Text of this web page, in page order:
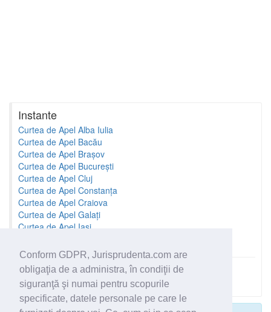
Conform GDPR, Jurisprudenta.com are
obligaţia de a administra, în condiţii de
siguranţă şi numai pentru scopurile
specificate, datele personale pe care le
Instante
Curtea de Apel Alba Iulia
Curtea de Apel Bacău
Curtea de Apel Brașov
Curtea de Apel București
Curtea de Apel Cluj
Curtea de Apel Constanța
Curtea de Apel Craiova
Curtea de Apel Galați
Curtea de Apel Iași
Toate instantele